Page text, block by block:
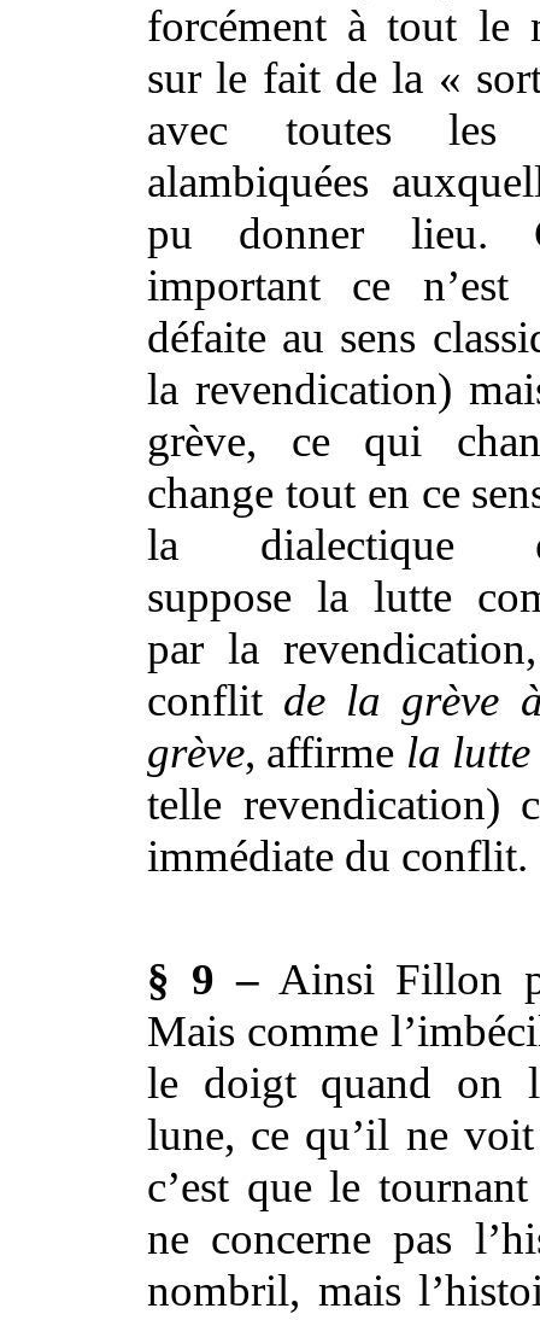
forcément à tout le
sur le fait de la «
avec toutes les
alambiquées
pu donner lieu.
important ce
défaite au sens
la revendication)
grève, ce qui
change tout en ce
la dialectique
suppose la lutte
par la
conflit de la grève
grève, affirme la lutte
telle revendication)
immédiate du conflit.
§ 9 –Ainsi Fillon
Mais comme
le doigt quand on
lune, ce qu’il ne
c’est que le
ne concerne pas
nombril, mais